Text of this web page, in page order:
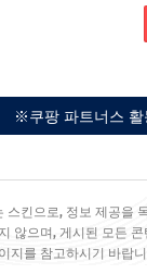
※쿠팡 파트너스 활
킨으로, 정보 제공을
않으며, 게시된 모든
지를 참고하시기 바랍